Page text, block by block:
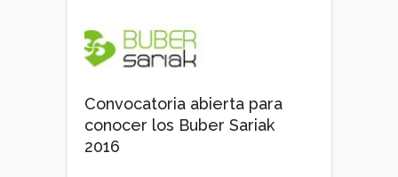
Convocatoria abierta para
conocer los Buber Sariak
2016